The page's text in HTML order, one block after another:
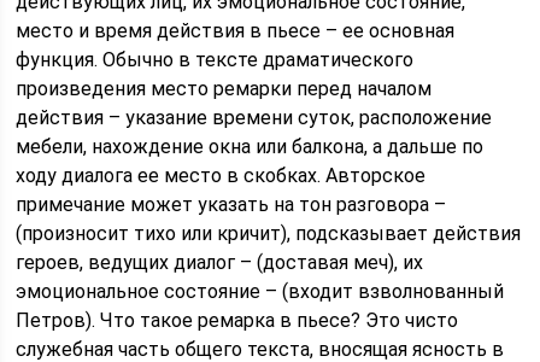
место и время действия в пьесе – ее основная
функция. Обычно в тексте драматического
произведения место ремарки перед началом
действия – указание времени суток, расположение
мебели, нахождение окна или балкона, а дальше по
ходу диалога ее место в скобках. Авторское
примечание может указать на тон разговора –
(произносит тихо или кричит), подсказывает действия
героев, ведущих диалог – (доставая меч), их
эмоциональное состояние – (входит взволнованный
Петров). Что такое ремарка в пьесе? Это чисто
служебная часть общего текста, вносящая ясность в